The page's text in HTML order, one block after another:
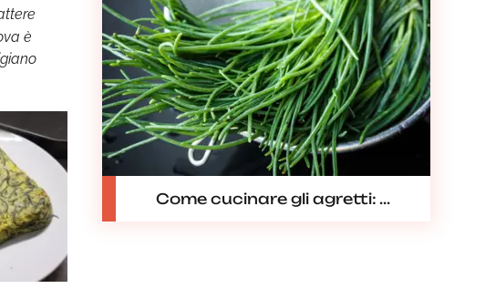
è
Come cucinare gli agretti: ...